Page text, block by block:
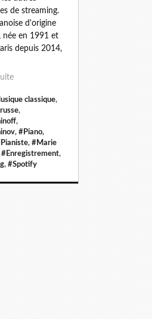
de streaming.
d'origine
née en 1991 et
depuis 2014,
classique,
,
,
, #Piano,
, #Marie
#Enregistrement,
, #Spotify